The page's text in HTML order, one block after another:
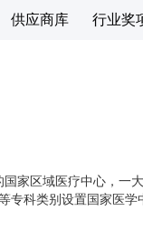
供应商库 行业奖
家区域医疗中心，一
科类别设置国家医